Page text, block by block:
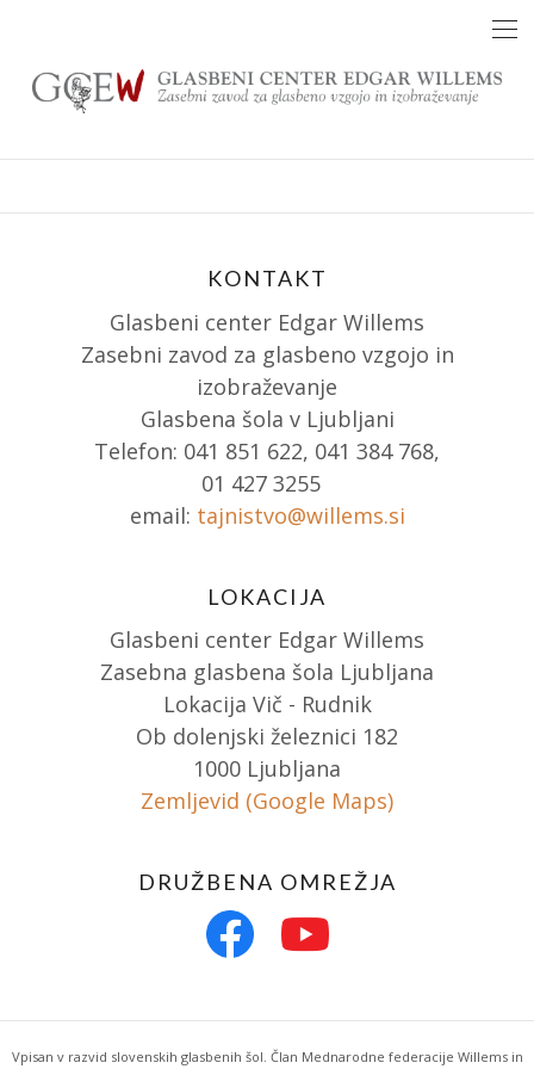
content
KONTAKT
Glasbeni center Edgar Willems
Zasebni zavod za glasbeno vzgojo in
izobraževanje
Glasbena šola v Ljubljani
Telefon: 041 851 622, 041 384 768,
01 427 3255
email: tajnistvo@willems.si
LOKACIJA
Glasbeni center Edgar Willems
Zasebna glasbena šola Ljubljana
Lokacija Vič - Rudnik
Ob dolenjski železnici 182
1000 Ljubljana
Zemljevid (Google Maps)
DRUŽBENA OMREŽJA
Vpisan v razvid slovenskih glasbenih šol. Član Mednarodne federacije Willems in